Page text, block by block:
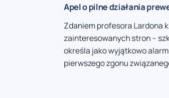
Apel o pilne działania
Zdaniem profesora Lardona
zainteresowanych stron –
określa jako wyjątkowo
pierwszego zgonu